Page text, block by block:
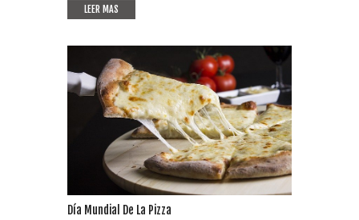
LEER MAS
Día Mundial De La Pizza